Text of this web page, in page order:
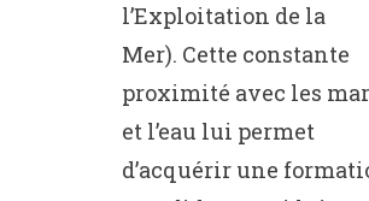
l’Exploitation de la
Mer). Cette constante
proximité avec les
et l’eau lui permet
d’acquérir une